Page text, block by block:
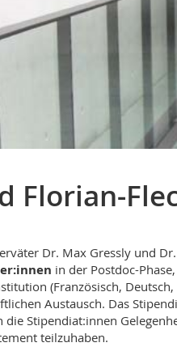
Florian-
Dr. Max Gressly und
in der Postdoc-
(Französisch,
Austausch. Das
die Stipendiat:innen
teilzuhaben.